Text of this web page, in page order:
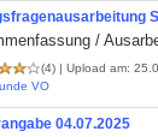
/
(4) | Upload am:
VO
04.07.2025